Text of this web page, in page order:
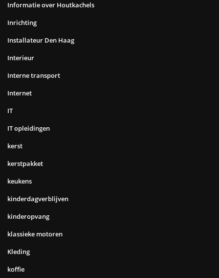
Informatie over Houtkachels
Inrichting
Installateur Den Haag
Interieur
Interne transport
Internet
IT
IT opleidingen
kerst
kerstpakket
keukens
kinderdagverblijven
kinderopvang
klassieke motoren
Kleding
koffie